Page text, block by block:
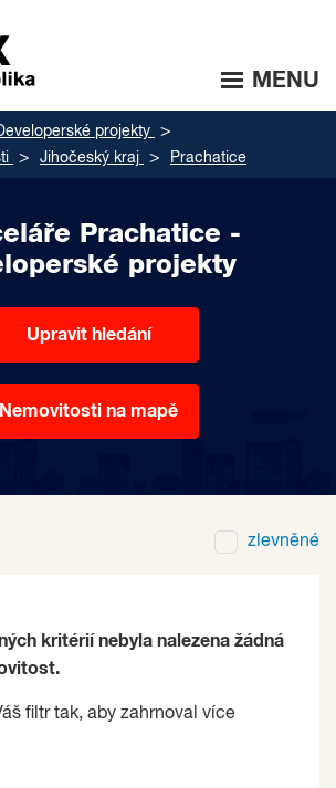
MENU
projekty
Jihočeský kraj Prachatice
Prachatice -
projekty
Upravit hledání
Nemovitosti na mapě
zlevněné
kritérií nebyla nalezena žádná
filtr tak, aby zahrnoval více